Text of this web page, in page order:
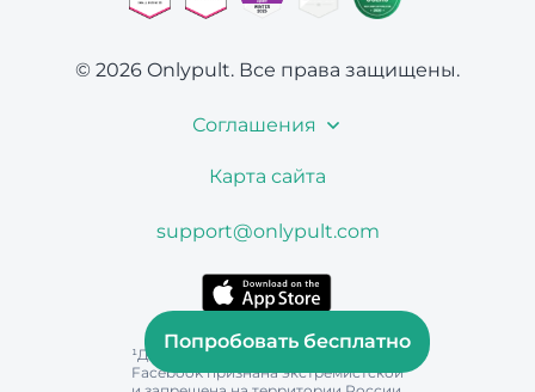
© 2026 Onlypult. Все права защищены.
Соглашения
Карта сайта
support@onlypult.com
¹Деятельность Instagram и
Facebook признана экстремистской
Попробовать бесплатно